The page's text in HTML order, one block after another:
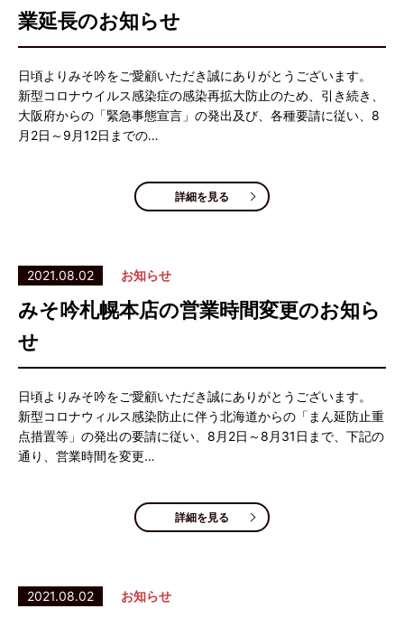
業延長のお知らせ
日頃よりみそ吟をご愛顧いただき誠にありがとうございます。
新型コロナウイルス感染症の感染再拡大防止のため、引き続き、
大阪府からの「緊急事態宣言」の発出及び、各種要請に従い、8
月2日～9月12日までの…
詳細を見る
2021.08.02 お知らせ
みそ吟札幌本店の営業時間変更のお知ら
せ
日頃よりみそ吟をご愛顧いただき誠にありがとうございます。
新型コロナウィルス感染防止に伴う北海道からの「まん延防止重
点措置等」の発出の要請に従い、8月2日～8月31日まで、下記の
通り、営業時間を変更…
詳細を見る
2021.08.02 お知らせ